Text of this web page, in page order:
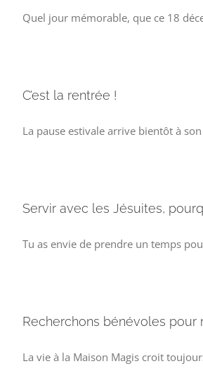
Quel jour mémorable, que ce 18
C’est la rentrée !
La pause estivale arrive bientôt à
Servir avec les Jésuites,
Tu as envie de prendre un temps
Recherchons bénévoles pour
La vie à la Maison Magis croit